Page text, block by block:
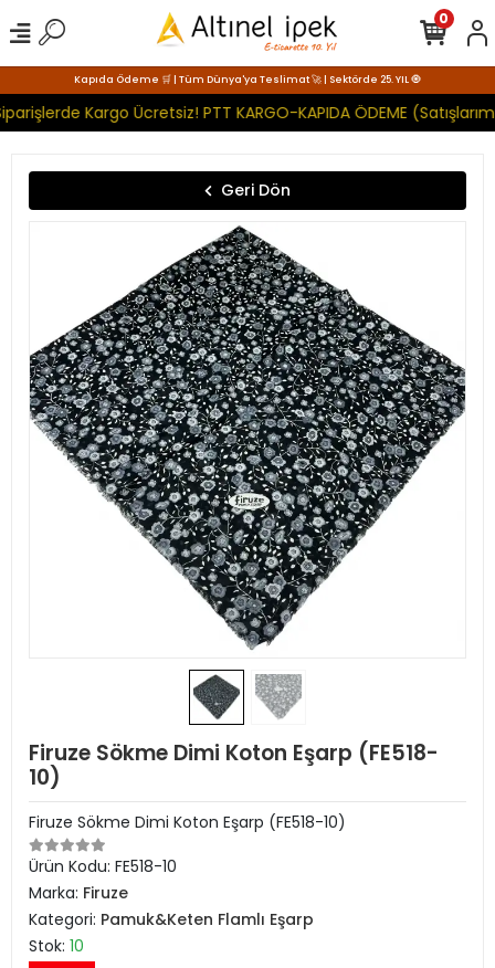
Kapıda Ödeme 🛒 | Tüm Dünya'ya Teslimat 🚀 | Sektörde 25. YIL 🧿
Kargo Ücretsiz! PTT KARGO-KAPIDA ÖDEME
0
Geri Dön
Firuze Sökme Dimi Koton Eşarp (FE518-
10)
Firuze Sökme Dimi Koton Eşarp (FE518-10)
Ürün Kodu: FE518-10
Marka: Firuze
Kategori: Pamuk&Keten Flamlı Eşarp
Stok: 10